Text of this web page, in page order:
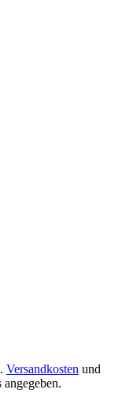
Versandkosten und